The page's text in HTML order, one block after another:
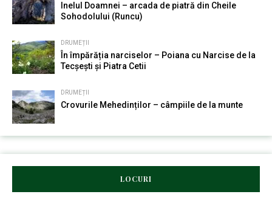
Inelul Doamnei – arcada de piatră din Cheile
Sohodolului (Runcu)
DRUMEȚII
În împărăția narciselor – Poiana cu Narcise de la
Tecșești și Piatra Cetii
DRUMEȚII
Crovurile Mehedinților – câmpiile de la munte
LOCURI